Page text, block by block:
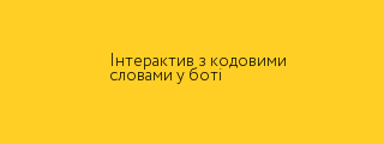
Інтерактив з кодовими
словами у боті